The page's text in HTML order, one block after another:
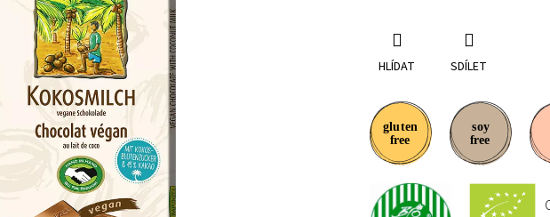
HLÍDAT SDÍLET